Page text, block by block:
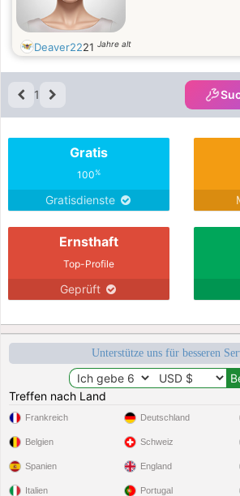
Deaver2221 Jahre alt
1
Gratis
100%
Gratisdienste
Ernsthaft
Top-Profile
Geprüft
Unterstütze uns für besseren
Treffen nach Land
Frankreich
Belgien
Spanien
Italien
Deutschland
Schweiz
England
Portugal